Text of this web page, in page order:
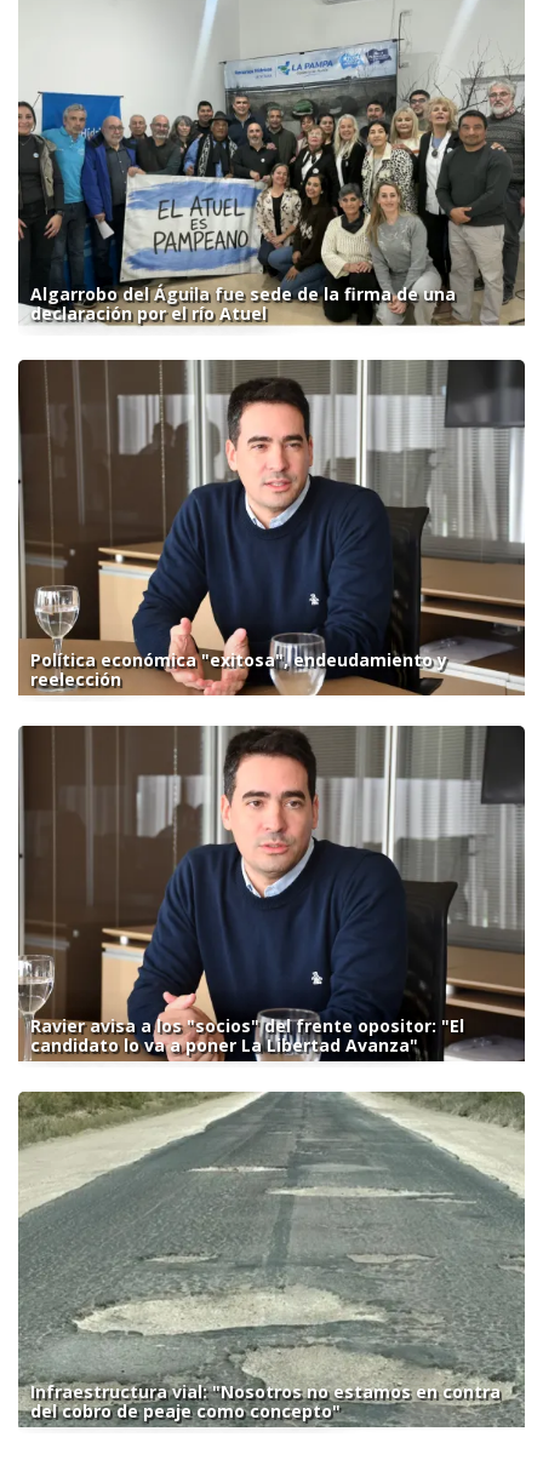
Algarrobo del Águila fue sede de la firma de una
declaración por el río Atuel
Política económica "exitosa", endeudamiento y
reelección
Ravier avisa a los "socios" del frente opositor: "El
candidato lo va a poner La Libertad Avanza"
Infraestructura vial: "Nosotros no estamos en contra
del cobro de peaje como concepto"